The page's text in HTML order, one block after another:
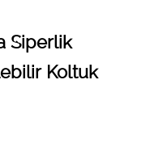
Siperlik
Koltuk